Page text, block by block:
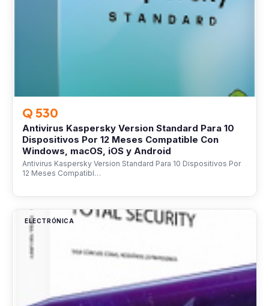
Q 530
Antivirus Kaspersky Version Standard Para 10
Dispositivos Por 12 Meses Compatible Con
Windows, macOS, iOS y Android
Antivirus Kaspersky Version Standard Para 10 Dispositivos Por
12 Meses Compatibl…
ELECTRÓNICA